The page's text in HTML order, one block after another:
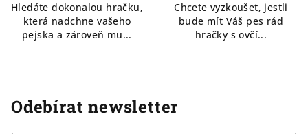
Hledáte dokonalou hračku,
která nadchne vašeho
pejska a zároveň mu...
Chcete vyzkoušet, jestli
bude mít Váš pes rád
hračky s ovčí...
Odebírat newsletter